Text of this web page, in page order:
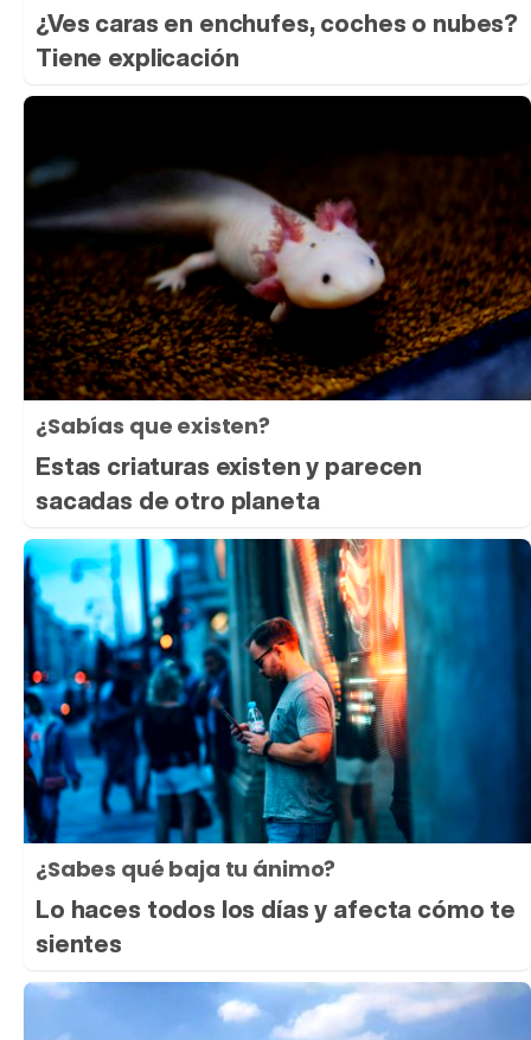
¿Ves caras en enchufes, coches o nubes?
Tiene explicación
¿Sabías que existen?
Estas criaturas existen y parecen
sacadas de otro planeta
¿Sabes qué baja tu ánimo?
Lo haces todos los días y afecta cómo te
sientes